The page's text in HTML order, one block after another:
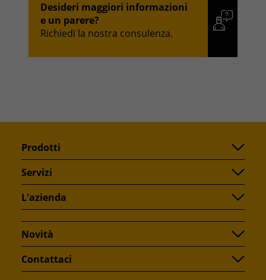
Desideri maggiori informazioni
e un parere?
Richiedi la nostra consulenza.
Prodotti
Servizi
L'azienda
Novità
Contattaci